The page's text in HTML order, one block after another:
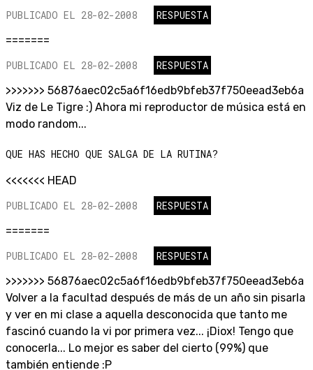
PUBLICADO EL 28-02-2008
RESPUESTA
=======
PUBLICADO EL 28-02-2008
RESPUESTA
>>>>>>> 56876aec02c5a6f16edb9bfeb37f750eead3eb6a
Viz de Le Tigre :) Ahora mi reproductor de música está en
modo random...
QUE HAS HECHO QUE SALGA DE LA RUTINA?
<<<<<<< HEAD
PUBLICADO EL 28-02-2008
RESPUESTA
=======
PUBLICADO EL 28-02-2008
RESPUESTA
>>>>>>> 56876aec02c5a6f16edb9bfeb37f750eead3eb6a
Volver a la facultad después de más de un año sin pisarla
y ver en mi clase a aquella desconocida que tanto me
fascinó cuando la vi por primera vez... ¡Diox! Tengo que
conocerla... Lo mejor es saber del cierto (99%) que
también entiende :P